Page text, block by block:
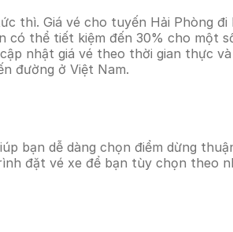
thì. Giá vé cho tuyến Hải Phòng
có thể tiết kiệm đến 30% cho một
nhật giá vé theo thời gian thực
đường ở Việt Nam.
bạn dễ dàng chọn điểm dừng
đặt vé xe để bạn tùy chọn theo